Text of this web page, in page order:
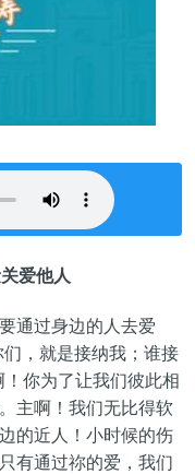
爱他人
通过身边的人去爱
，就是接纳我；谁接
你为了让我们彼此相
主啊！我们无比得软
的近人！小时候的伤
有通过祢的爱，我们